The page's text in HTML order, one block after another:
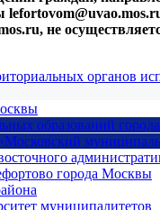
не